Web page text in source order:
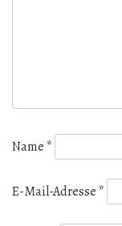
Name *
E-Mail-Adresse *